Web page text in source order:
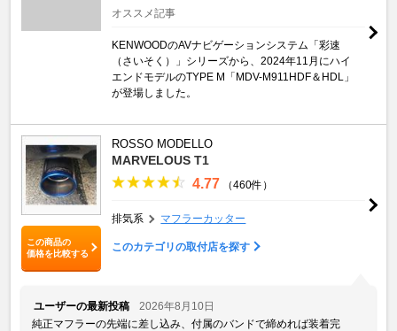
オススメ記事
KENWOODのAVナビゲーションシステム「彩速
（さいそく）」シリーズから、2024年11月にハイ
エンドモデルのTYPE M「MDV-M911HDF＆HDL」
が登場しました。
この商品の
価格を比較する
ROSSO MODELLO
MARVELOUS T1
4.77 （460件）
排気系 マフラーカッター
このカテゴリの取付店を探す
ユーザーの最新投稿
2026年8月10日
純正マフラーの先端に差し込み、付属のバンドで締めれば装着完